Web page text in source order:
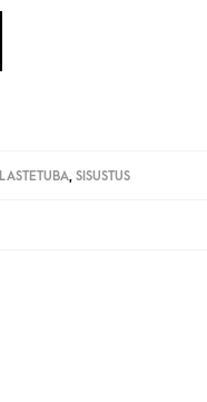
LASTETUBA, SISUSTUS